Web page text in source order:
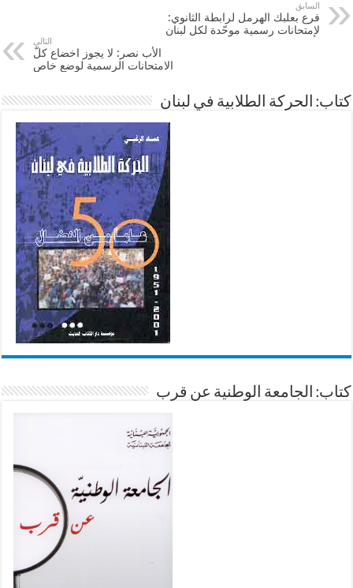
السابق
فرع بعلبك الهرمل لرابطة الثانوي:
لإمتحانات رسمية موحّدة لكل لبنان
التالي
الأب نصر: لا يجوز اخضاع كلّ
الامتحانات الرسمية لوضع خاص
كتاب: الحركة الطلابية في لبنان
كتاب: الجامعة الوطنية عن قرب